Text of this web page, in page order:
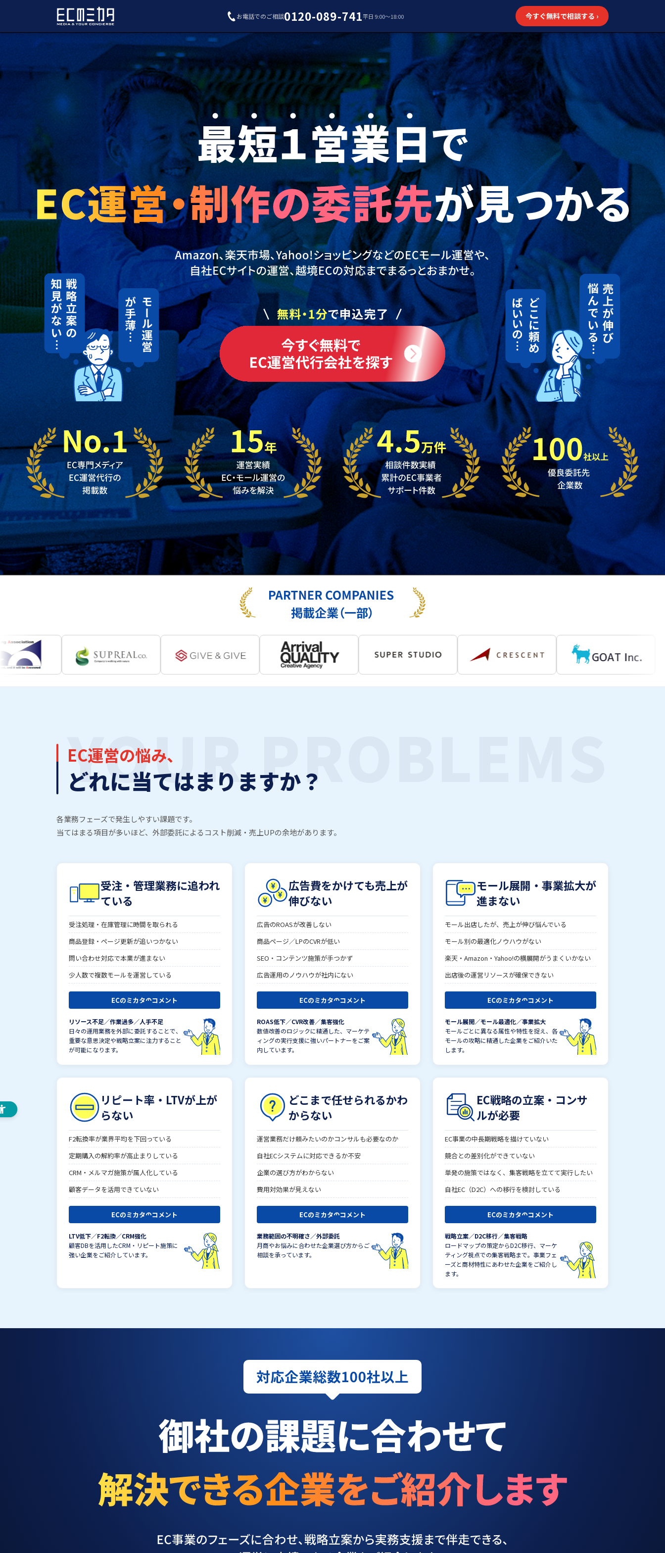
お電話でのご相談0120-089-741平日 9:00〜18:00 今すぐ無料で相談する ›
YOUR PROBLEMS
EC運営の悩み、
どれに当てはまりますか？
各業務フェーズで発生しやすい課題です。
当てはまる項目が多いほど、外部委託によるコスト削減・売上UPの余地があります。
受注・管理業務に追われ
ている
受注処理・在庫管理に時間を取られる
商品登録・ページ更新が追いつかない
問い合わせ対応で本業が進まない
少人数で複数モールを運営している
ECのミカタのコメント
リソース不足／作業過多／人手不足
日々の運用業務を外部に委託することで、
重要な意思決定や戦略立案に注力すること
が可能になります。
広告費をかけても売上が
伸びない
広告のROASが改善しない
商品ページ／LPのCVRが低い
SEO・コンテンツ施策が手つかず
広告運用のノウハウが社内にない
ECのミカタのコメント
ROAS低下／CVR改善／集客強化
数値改善のロジックに精通した、マーケテ
ィングの実行支援に強いパートナーをご案
内しています。
モール展開・事業拡大が
進まない
モール出店したが、売上が伸び悩んでいる
モール別の最適化ノウハウがない
楽天・Amazon・Yahoo!の横展開がうまくいかない
出店後の運営リソースが確保できない
ECのミカタのコメント
モール展開／モール最適化／事業拡大
モールごとに異なる属性や特性を捉え、各
モールの攻略に精通した企業をご紹介いた
します。
リピート率・LTVが上が
らない
F2転換率が業界平均を下回っている
定期購入の解約率が高止まりしている
CRM・メルマガ施策が属人化している
顧客データを活用できていない
ECのミカタのコメント
LTV低下／F2転換／CRM強化
顧客DBを活用したCRM・リピート施策に
強い企業をご紹介しています。
どこまで任せられるかわ
からない
運営業務だけ頼みたいのかコンサルも必要なのか
自社ECシステムに対応できるか不安
企業の選び方がわからない
費用対効果が見えない
ECのミカタのコメント
業務範囲の不明確さ／外部委託
月商やお悩みに合わせた企業選び方からご
相談を承っています。
EC戦略の立案・コンサ
ルが必要
EC事業の中長期戦略を描けていない
競合との差別化ができていない
単発の施策ではなく、集客戦略を立てて実行したい
自社EC（D2C）への移行を検討している
ECのミカタのコメント
戦略立案／D2C移行／集客戦略
ロードマップの策定からD2C移行、マーケ
ティング視点での集客戦略まで。事業フェ
ーズと商材特性にあわせた企業をご紹介し
ます。